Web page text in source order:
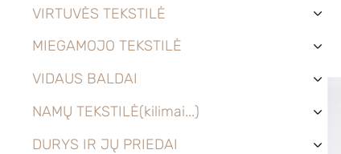
VIRTUVĖS TEKSTILĖ ›
MIEGAMOJO TEKSTILĖ ›
VIDAUS BALDAI ›
NAMŲ TEKSTILĖ(kilimai...) ›
DURYS IR JŲ PRIEDAI ›